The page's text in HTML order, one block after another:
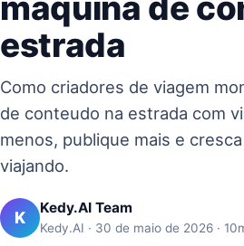
estrada
Como criadores de viagem
de conteudo na estrada com
menos, publique mais e
viajando.
K Kedy.AI Team
Kedy.AI · 30 de maio de 2026 ·